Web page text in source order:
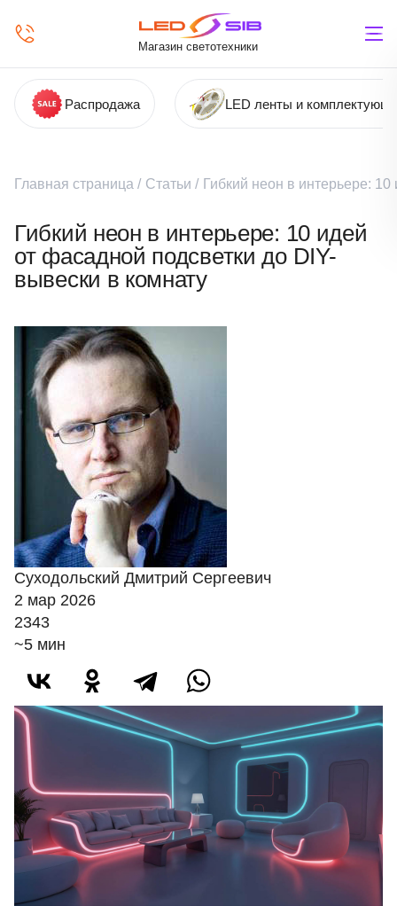
Магазин светотехники
Распродажа LED ленты и
Главная страница / Статьи / Гибкий неон в интерьере:
Гибкий неон в интерьере: 10 идей
от фасадной подсветки до DIY-
вывески в комнату
Суходольский Дмитрий Сергеевич
2 мар 2026
2343
~5 мин